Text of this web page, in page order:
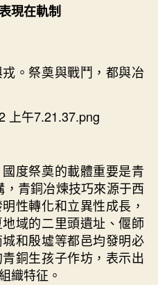
約
包
源
度
過
程
——
專
訪
有
現在軌制
。祭奠與戰鬥，都與冶
度祭奠的載體重要是青
，青銅冶煉技巧來源于西
性轉化和立異性成長，
域的二里頭遺址、偃師
和殷墟等都邑均發明必
銅生孩子作坊，表示出
織特征。